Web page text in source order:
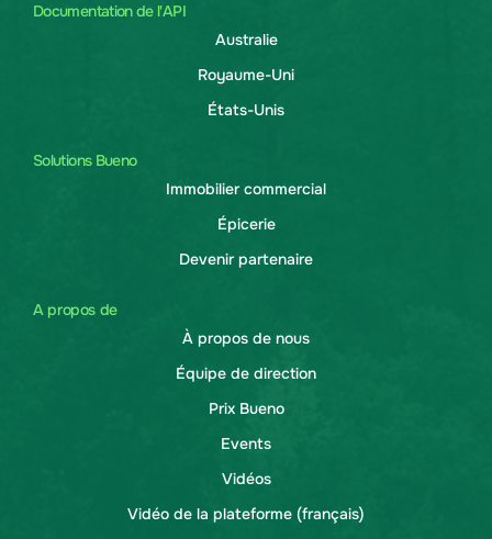
Documentation de l'API
Australie
Royaume-Uni
États-Unis
Solutions Bueno
Immobilier commercial
Épicerie
Devenir partenaire
A propos de
À propos de nous
Équipe de direction
Prix Bueno
Events
Vidéos
Vidéo de la plateforme (français)